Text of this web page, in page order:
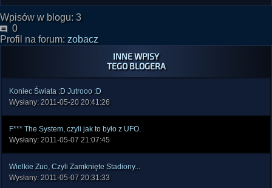
Wpisów w blogu: 3
0
Profil na forum: zobacz
INNE WPISY
TEGO BLOGERA
Koniec Świata :D Jutrooo :D
Wysłany: 2011-05-20 20:41:26
F*** The System, czyli jak to było z UFO.
Wysłany: 2011-05-07 21:07:45
Wielkie Zuo, Czyli Zamknięte Stadiony...
Wysłany: 2011-05-07 20:31:33